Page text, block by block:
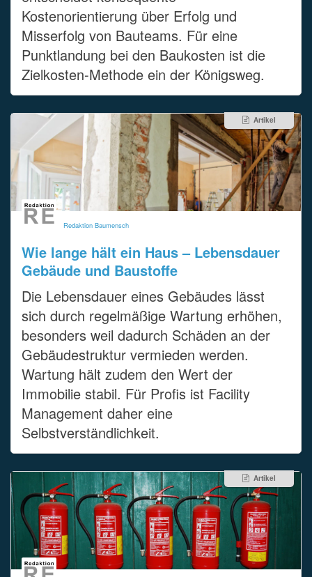
Kostenorientierung über Erfolg und
Misserfolg von Bauteams. Für eine
Punktlandung bei den Baukosten ist die
Zielkosten-Methode ein der Königsweg.
Artikel
Redaktion Baumensch
Wie lange hält ein Haus – Lebensdauer
Gebäude und Baustoffe
Die Lebensdauer eines Gebäudes lässt
sich durch regelmäßige Wartung erhöhen,
besonders weil dadurch Schäden an der
Gebäudestruktur vermieden werden.
Wartung hält zudem den Wert der
Immobilie stabil. Für Profis ist Facility
Management daher eine
Selbstverständlichkeit.
Artikel